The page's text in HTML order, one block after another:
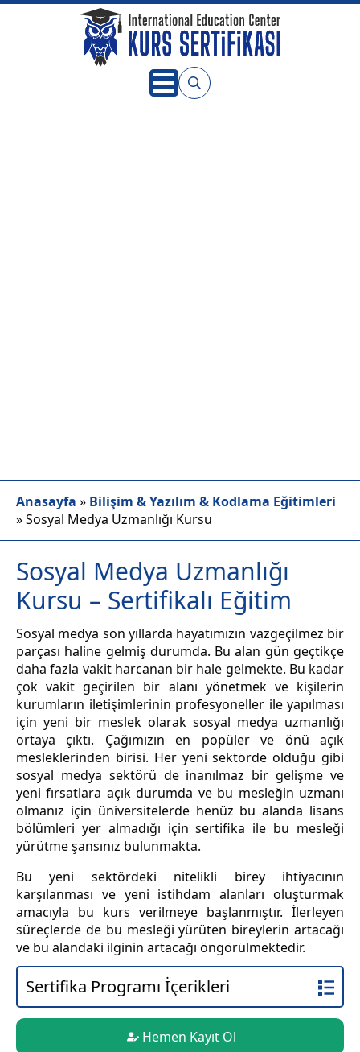
Anasayfa » Bilişim & Yazılım & Kodlama Eğitimleri
»Sosyal Medya Uzmanlığı Kursu
Sosyal Medya Uzmanlığı
Kursu – Sertifikalı Eğitim
Sosyal medya son yıllarda hayatımızın vazgeçilmez bir
parçası haline gelmiş durumda. Bu alan gün geçtikçe
daha fazla vakit harcanan bir hale gelmekte. Bu kadar
çok vakit geçirilen bir alanı yönetmek ve kişilerin
kurumların iletişimlerinin profesyoneller ile yapılması
için yeni bir meslek olarak sosyal medya uzmanlığı
ortaya çıktı. Çağımızın en popüler ve önü açık
mesleklerinden birisi. Her yeni sektörde olduğu gibi
sosyal medya sektörü de inanılmaz bir gelişme ve
yeni fırsatlara açık durumda ve bu mesleğin uzmanı
olmanız için üniversitelerde henüz bu alanda lisans
bölümleri yer almadığı için sertifika ile bu mesleği
yürütme şansınız bulunmakta.
Bu yeni sektördeki nitelikli birey ihtiyacının
karşılanması ve yeni istihdam alanları oluşturmak
amacıyla bu kurs verilmeye başlanmıştır. İlerleyen
süreçlerde de bu mesleği yürüten bireylerin artacağı
ve bu alandaki ilginin artacağı öngörülmektedir.
Sertifika Programı İçerikleri
Hemen Kayıt Ol